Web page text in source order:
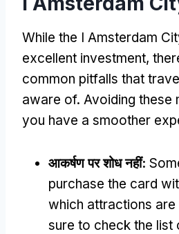
While the I Amsterdam
excellent investment,
common pitfalls that
aware of. Avoiding these
you have a smoother
आकर्षण पर शोध नहीं:
purchase the card
which attractions are
sure to check the list